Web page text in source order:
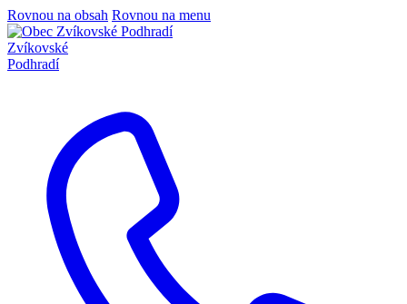
Rovnou na obsah Rovnou na menu
Zvíkovské
Podhradí